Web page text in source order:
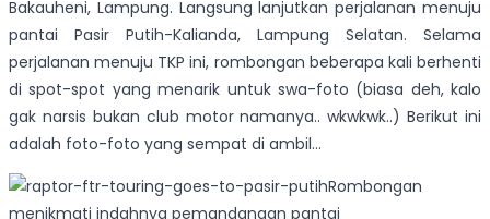
Bakauheni, Lampung. Langsung lanjutkan perjalanan menuju
pantai Pasir Putih-Kalianda, Lampung Selatan. Selama
perjalanan menuju TKP ini, rombongan beberapa kali berhenti
di spot-spot yang menarik untuk swa-foto (biasa deh, kalo
gak narsis bukan club motor namanya.. wkwkwk..) Berikut ini
adalah foto-foto yang sempat di ambil…
Rombongan
menikmati indahnya pemandangan pantai